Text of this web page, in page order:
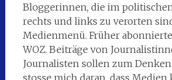
Bloggerinnen, die im
rechts und links zu verorten
Medienmenü. Früher
WOZ. Beiträge von
Journalisten sollen zum